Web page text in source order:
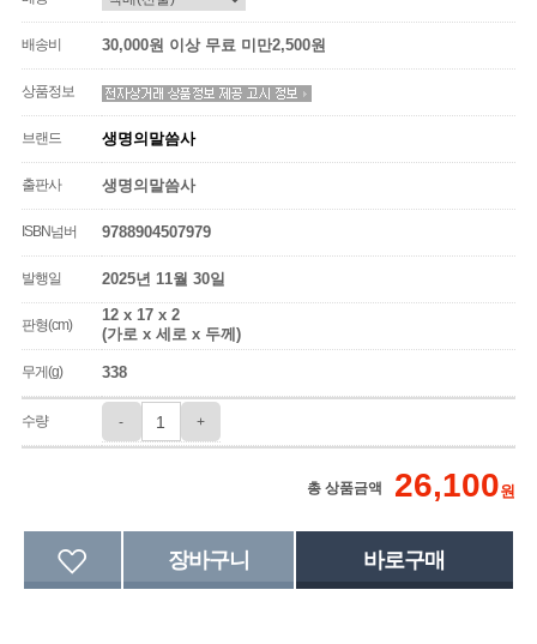
배송비 30,000원 이상 무료 미만2,500원
상품정보
브랜드 생명의말씀사
출판사 생명의말씀사
ISBN넘버 9788904507979
발행일 2025년 11월 30일
판형(cm)
12 x 17 x 2
(가로 x 세로 x 두께)
무게(g) 338
수량 - +
총 상품금액 26,100원